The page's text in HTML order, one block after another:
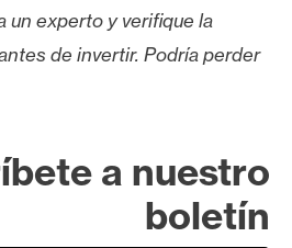
un experto y verifique la
de invertir. Podría perder
a nuestro
boletín